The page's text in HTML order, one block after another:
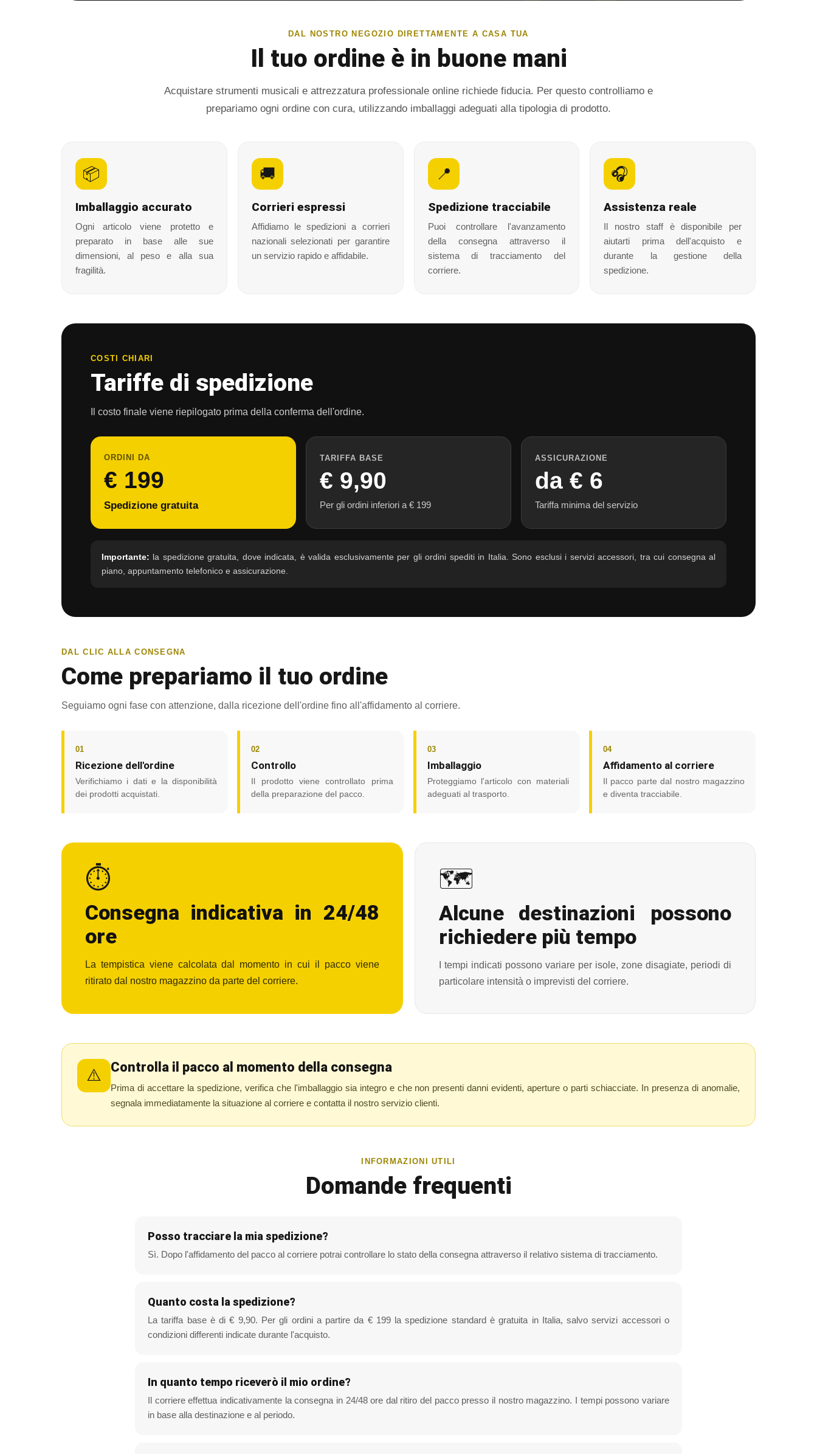
DAL NOSTRO NEGOZIO DIRETTAMENTE A CASA TUA
Il tuo ordine è in buone mani
Acquistare strumenti musicali e attrezzatura professionale online richiede fiducia. Per questo controlliamo e
prepariamo ogni ordine con cura, utilizzando imballaggi adeguati alla tipologia di prodotto.
📦
Imballaggio accurato
Ogni articolo viene protetto e
preparato in base alle sue
dimensioni, al peso e alla sua
fragilità.
🚚
Corrieri espressi
Affidiamo le spedizioni a corrieri
nazionali selezionati per garantire
un servizio rapido e affidabile.
📍
Spedizione tracciabile
Puoi controllare l'avanzamento
della consegna attraverso il
sistema di tracciamento del
corriere.
🎧
Assistenza reale
Il nostro staff è disponibile per
aiutarti prima dell'acquisto e
durante la gestione della
spedizione.
COSTI CHIARI
Tariffe di spedizione
Il costo finale viene riepilogato prima della conferma dell'ordine.
ORDINI DA
€ 199
Spedizione gratuita
TARIFFA BASE
€ 9,90
Per gli ordini inferiori a € 199
ASSICURAZIONE
da € 6
Tariffa minima del servizio
Importante: la spedizione gratuita, dove indicata, è valida esclusivamente per gli ordini spediti in Italia. Sono esclusi i servizi accessori, tra cui consegna al
piano, appuntamento telefonico e assicurazione.
DAL CLIC ALLA CONSEGNA
Come prepariamo il tuo ordine
Seguiamo ogni fase con attenzione, dalla ricezione dell'ordine fino all'affidamento al corriere.
01
Ricezione dell'ordine
Verifichiamo i dati e la disponibilità
dei prodotti acquistati.
02
Controllo
Il prodotto viene controllato prima
della preparazione del pacco.
03
Imballaggio
Proteggiamo l'articolo con materiali
adeguati al trasporto.
04
Affidamento al corriere
Il pacco parte dal nostro magazzino
e diventa tracciabile.
⏱️
Consegna indicativa in 24/48
ore
La tempistica viene calcolata dal momento in cui il pacco viene
ritirato dal nostro magazzino da parte del corriere.
🗺️
Alcune destinazioni possono
richiedere più tempo
I tempi indicati possono variare per isole, zone disagiate, periodi di
particolare intensità o imprevisti del corriere.
⚠️ Controlla il pacco al momento della consegna
Prima di accettare la spedizione, verifica che l'imballaggio sia integro e che non presenti danni evidenti, aperture o parti schiacciate. In presenza di anomalie,
segnala immediatamente la situazione al corriere e contatta il nostro servizio clienti.
INFORMAZIONI UTILI
Domande frequenti
Posso tracciare la mia spedizione?
Sì. Dopo l'affidamento del pacco al corriere potrai controllare lo stato della consegna attraverso il relativo sistema di tracciamento.
Quanto costa la spedizione?
La tariffa base è di € 9,90. Per gli ordini a partire da € 199 la spedizione standard è gratuita in Italia, salvo servizi accessori o
condizioni differenti indicate durante l'acquisto.
In quanto tempo riceverò il mio ordine?
Il corriere effettua indicativamente la consegna in 24/48 ore dal ritiro del pacco presso il nostro magazzino. I tempi possono variare
in base alla destinazione e al periodo.